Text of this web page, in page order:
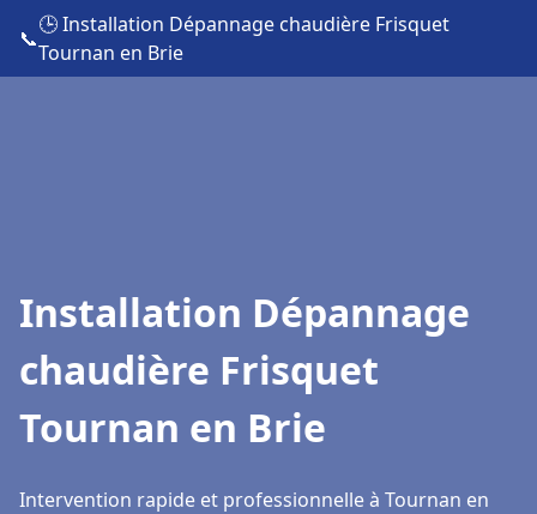
📞
🕒 Installation Dépannage chaudière Frisquet
Tournan en Brie
Installation Dépannage
chaudière Frisquet
Tournan en Brie
Intervention rapide et professionnelle à Tournan en